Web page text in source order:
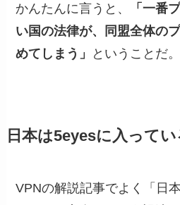
かんたんに言うと、
「一番
い国の法律が、同盟全体の
めてしまう」
ということだ。
日本は5eyesに入って
VPNの解説記事でよく「日